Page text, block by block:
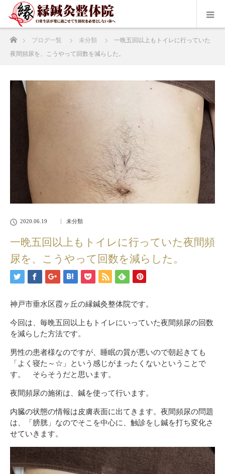
ホームブログ一覧 未分類
一晩五回以上もトイレに行っていた
夜間頻尿を、こうやって回数を減らした。
2020.06.19 未分類
一晩五回以上もトイレに行っていた夜間頻
尿を、こうやって回数を減らした。
神戸市垂水区霞ヶ丘の縁鍼灸整体院です。
今回は、毎晩五回以上もトイレにいっていた夜間頻尿の回数
を減らした方法です。
男性の患者様なのですが、睡眠の質が悪いので朝起きても
「よく寝た～☆」という感じがまったくないということで
す。 そらそうだと思います。
夜間頻尿の施術は、鍼を使って行います。
内臓の状態の情報は皮膚表面に出てきます。夜間頻尿の問題
は、「膀胱」なのでそこを中心に、触診をし鍼を打ち変化さ
せていきます。